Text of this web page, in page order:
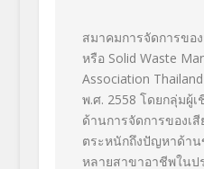
สมาคมการจัดการขอ
หรือ Solid Waste
Association Thailand
พ.ศ. 2558 โดยกลุ่มผู้
ด้านการจัดการของเ
ตระหนักถึงปัญหาด้าน
หลายสาขาอาชีพในป